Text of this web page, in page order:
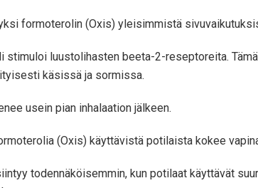
formoterolin (Oxis) yleisimmistä
stimuloi luustolihasten beeta-2-reseptoreita.
käsissä ja sormissa.
usein pian inhalaation jälkeen.
(Oxis) käyttävistä potilaista kokee
todennäköisemmin, kun potilaat käyttävät